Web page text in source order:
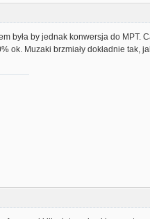
była by jednak konwersja do MPT.
ok. Muzaki brzmiały dokładnie